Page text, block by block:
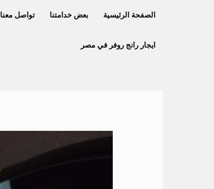
الصفحة الرئيسية بعض خدامتنا تواصل معنا
ايجار رانج روفر في مصر